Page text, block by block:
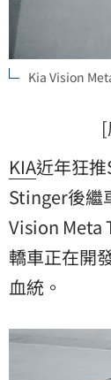
Kia Vision
KIA近年狂推
Stinger後繼
Vision Meta
轎車正在開
血統。